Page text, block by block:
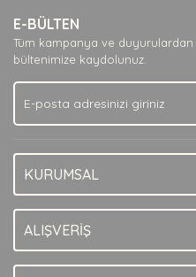
Ürün açıklamasında eksik
Ürün bilgilerinde hatalar
Ürün fiyatı diğer sitelerden
Bu ürüne benzer farklı
E-BÜLTEN
Tüm kampanya ve
bültenimize kaydolunuz.
KURUMSAL
ALIŞVERİŞ